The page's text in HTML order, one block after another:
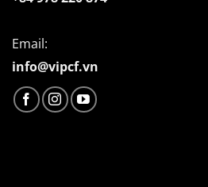
Email:
info@vipcf.vn